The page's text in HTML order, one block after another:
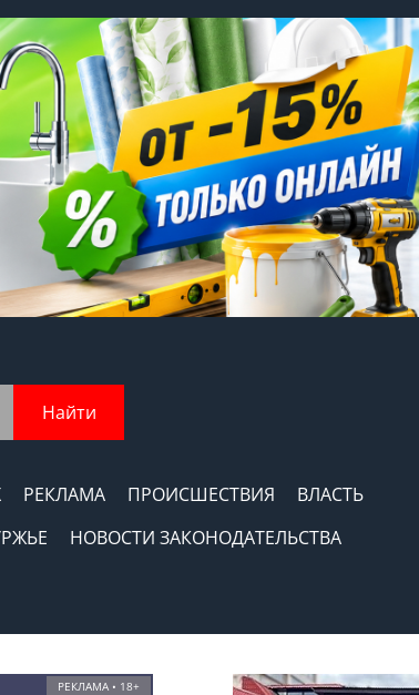
Найти
РЕКЛАМА ПРОИСШЕСТВИЯ
ВЛАСТЬ
НОВОСТИ ЗАКОНОДАТЕЛЬСТВА
РЕКЛАМА • 18+